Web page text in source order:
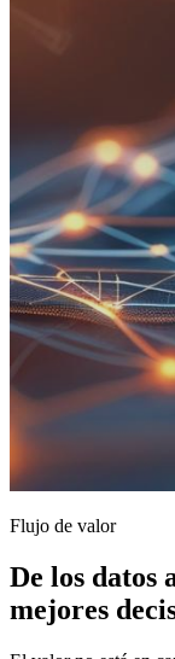
Flujo de valor
De los datos
mejores